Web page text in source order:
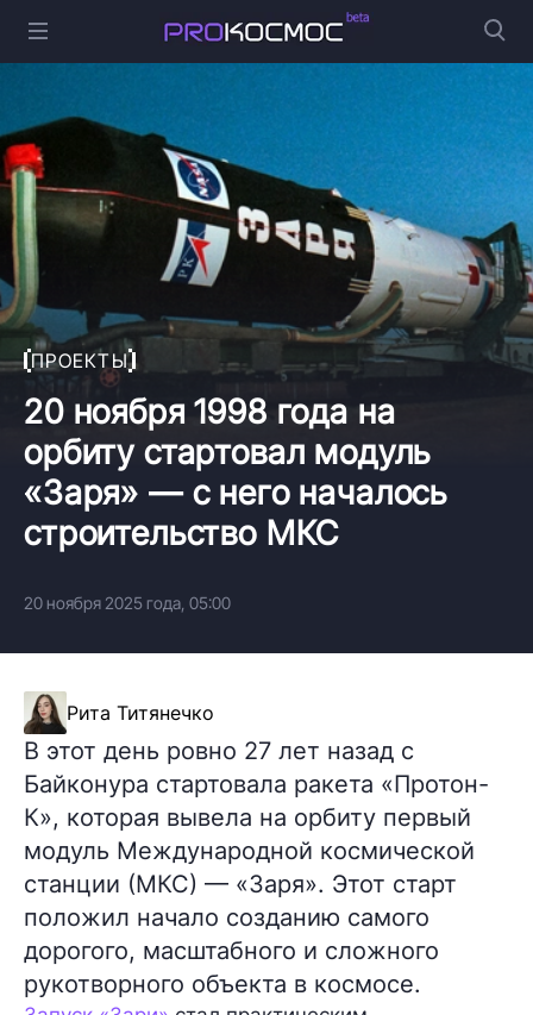
ПРОЕКТЫ
20 ноября 1998 года на
орбиту стартовал модуль
«Заря» — с него началось
строительство МКС
20 ноября 2025 года, 05:00
Рита Титянечко
В этот день ровно 27 лет назад с
Байконура стартовала ракета «Протон-
К», которая вывела на орбиту первый
модуль Международной космической
станции (МКС) — «Заря». Этот старт
положил начало созданию самого
дорогого, масштабного и сложного
рукотворного объекта в космосе.